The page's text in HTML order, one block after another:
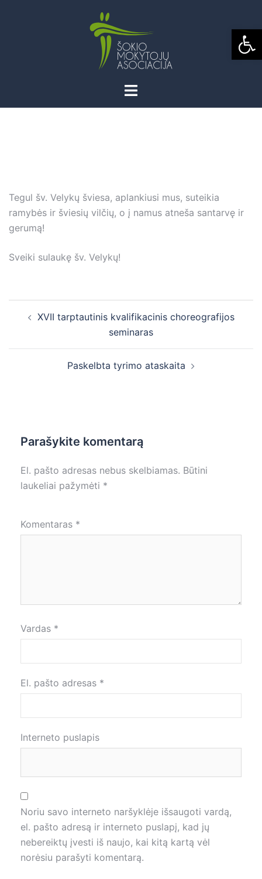
Tegul šv. Velykų šviesa, aplankiusi mus, suteikia
ramybės ir šviesių vilčių, o į namus atneša santarvę ir
gerumą!
Sveiki sulaukę šv. Velykų!
navigation
XVII tarptautinis kvalifikacinis choreografijos
seminaras
Paskelbta tyrimo ataskaita
Parašykite komentarą
El. pašto adresas nebus skelbiamas. Būtini
laukeliai pažymėti *
Komentaras *
Vardas *
El. pašto adresas *
Interneto puslapis
Noriu savo interneto naršyklėje išsaugoti vardą,
el. pašto adresą ir interneto puslapį, kad jų
nebereiktų įvesti iš naujo, kai kitą kartą vėl
norėsiu parašyti komentarą.